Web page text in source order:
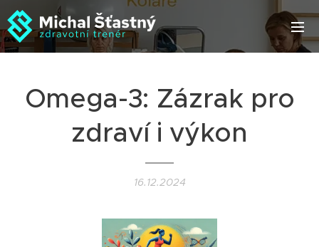
Omega-3: Zázrak pro
zdraví i výkon
16.12.2024